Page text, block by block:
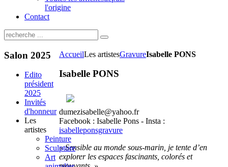
l'origine
Contact
AccueilLes artistesGravureIsabelle PONS
Isabelle PONS
dumezisabelle@yahoo.fr
Facebook : Isabelle Pons - Insta :
isabelleponsgravure
« Sensible au monde sous-marin, je tente d’en
explorer les espaces fascinants, colorés et
Salon 2025
Edito
président
2025
Invités
d'honneur
Les
artistes
Peinture
Sculpture
Art